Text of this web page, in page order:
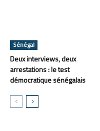
Sénégal
Deux interviews, deux
arrestations : le test
démocratique sénégalais